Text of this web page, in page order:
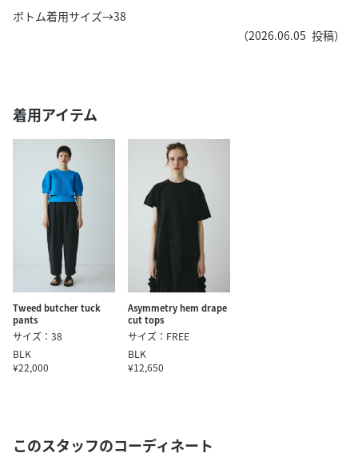
ボトム着用サイズ→38
（2026.06.05 投稿）
着用アイテム
Tweed butcher tuck
pants
サイズ：38
BLK
¥22,000
Asymmetry hem drape
cut tops
サイズ：FREE
BLK
¥12,650
このスタッフのコーディネート